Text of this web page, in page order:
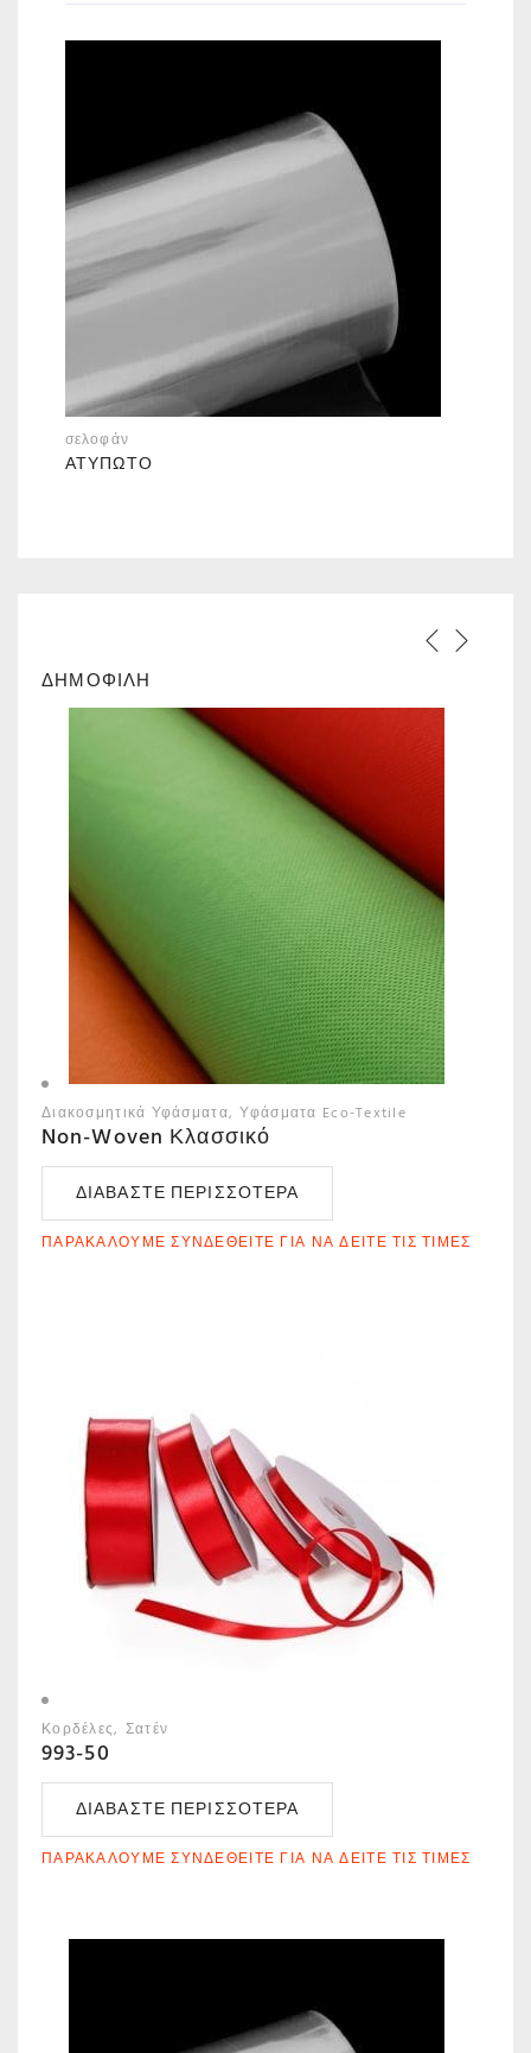
σελοφάν
ΑΤΎΠΩΤΟ
ΔΗΜΟΦΙΛΗ
Διακοσμητικά Υφάσματα Υφάσματα Eco-Textile
Non-Woven Κλασσικό
ΔΙΑΒΆΣΤΕ ΠΕΡΙΣΣΌΤΕΡΑ
ΠΑΡΑΚΑΛΟΎΜΕ ΣΥΝΔΕΘΕΊΤΕ ΓΙΑ ΝΑ ΔΕΊΤΕ ΤΙΣ ΤΙΜΈΣ
Κορδέλες Σατέν
993-50
ΔΙΑΒΆΣΤΕ ΠΕΡΙΣΣΌΤΕΡΑ
ΠΑΡΑΚΑΛΟΎΜΕ ΣΥΝΔΕΘΕΊΤΕ ΓΙΑ ΝΑ ΔΕΊΤΕ ΤΙΣ ΤΙΜΈΣ